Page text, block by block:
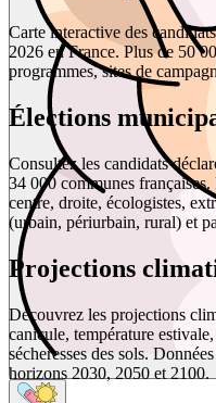
Carte interactive des
2026 en France. Plus de 50
programmes, sites de
Élections
Consultez les candidats
34 000 communes
centre, droite, écologistes,
(urbain, périurbain, rural) et
Projections
Découvrez les projections
canicule, température
sécheresses des sols.
horizons 2030, 2050 et 2100.